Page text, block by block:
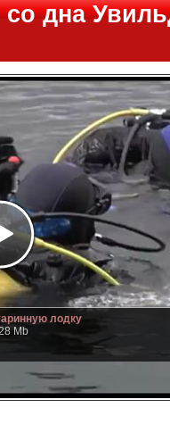
дна
лодку
Mb